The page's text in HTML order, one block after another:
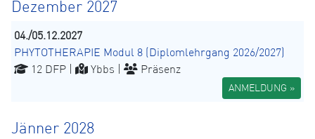
Dezember 2027
04./05.12.2027
PHYTOTHERAPIE Modul 8 (Diplomlehrgang 2026/2027)
12 DFP |
Ybbs | Präsenz
ANMELDUNG »
Jänner 2028